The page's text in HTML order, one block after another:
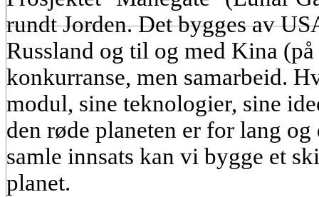
rundt Jorden. Det bygges av
Russland og til og med Kina
konkurranse, men samarbeid.
modul, sine teknologier, sine
den røde planeten er for lang
samle innsats kan vi bygge et
planet.